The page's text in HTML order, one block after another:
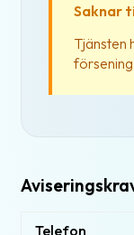
Saknar
Tjänsten
försening
Telefon